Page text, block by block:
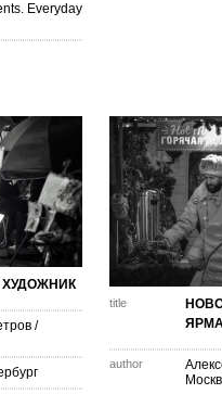
Everyday
/
title
author